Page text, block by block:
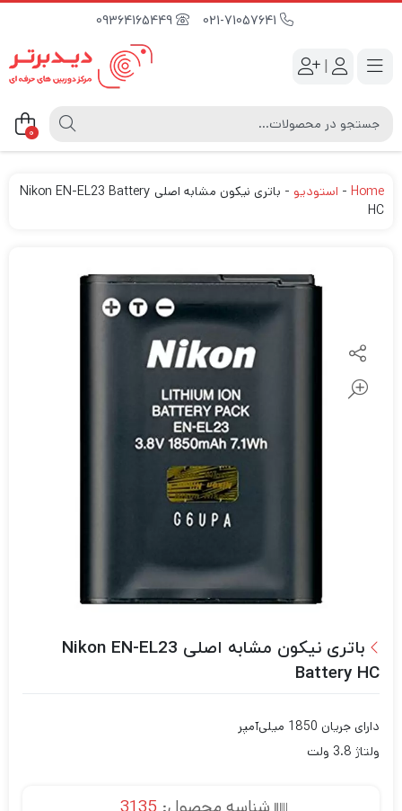
09364165449
|
0
Home
- استودیو -
باتری نیکون مشابه اصلی Nikon EN-EL23 Battery
HC
باتری نیکون مشابه اصلی Nikon EN-EL23
Battery HC
دارای جریان 1850 میلی‌آمپر
ولتاژ 3.8 ولت